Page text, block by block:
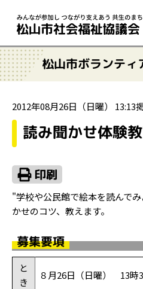
松山市ボランティ
2012年08月26日（日曜） 13:13
読み聞かせ体験
"学校や公民館で絵本を読んで
かせのコツ、教えます。
募集要項
と
き
８月26日（日曜） 13時